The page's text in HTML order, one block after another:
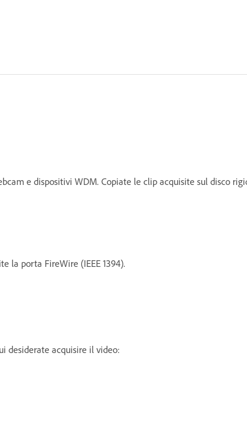
e dispositivi WDM. Copiate le clip acquisite sul disco
la porta FireWire (IEEE 1394).
desiderate acquisire il video: